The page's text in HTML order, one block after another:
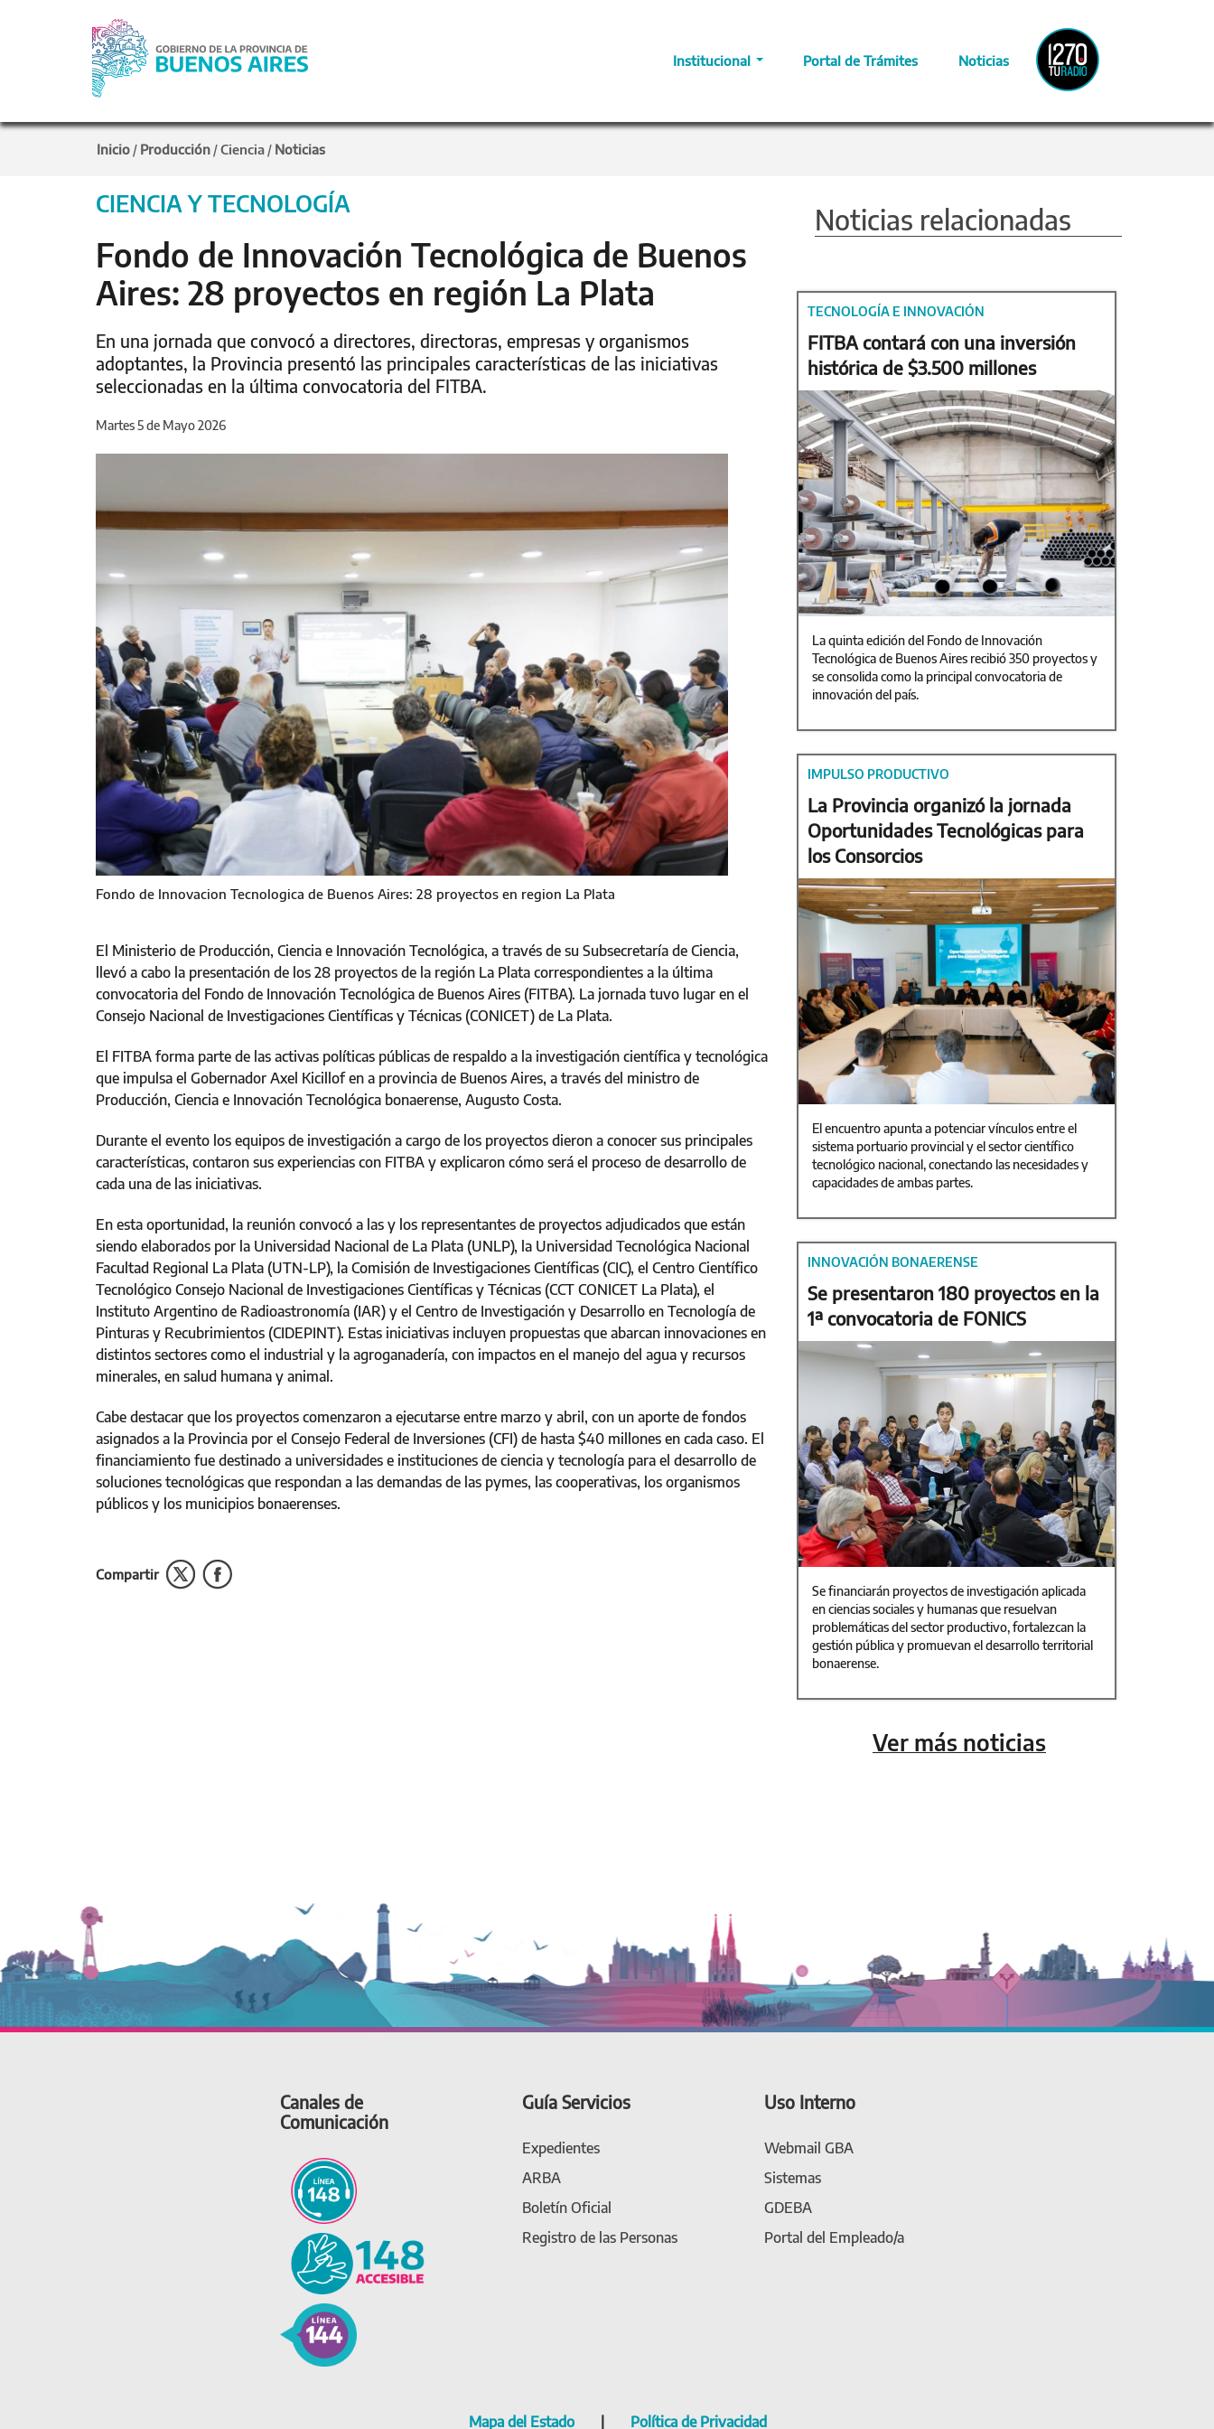
Institucional Portal de Trámites Noticias
Radio
Provincia
Inicio / Producción /Ciencia / Noticias
CIENCIA Y TECNOLOGÍA
Fondo de Innovación Tecnológica de Buenos
Aires: 28 proyectos en región La Plata
En una jornada que convocó a directores, directoras, empresas y organismos
adoptantes, la Provincia presentó las principales características de las iniciativas
seleccionadas en la última convocatoria del FITBA.
Martes 5 de Mayo 2026
Fondo de Innovacion Tecnologica de Buenos Aires: 28 proyectos en region La Plata
El Ministerio de Producción, Ciencia e Innovación Tecnológica, a través de su Subsecretaría de Ciencia,
llevó a cabo la presentación de los 28 proyectos de la región La Plata correspondientes a la última
convocatoria del Fondo de Innovación Tecnológica de Buenos Aires (FITBA). La jornada tuvo lugar en el
Consejo Nacional de Investigaciones Científicas y Técnicas (CONICET) de La Plata.
El FITBA forma parte de las activas políticas públicas de respaldo a la investigación científica y tecnológica
que impulsa el Gobernador Axel Kicillof en a provincia de Buenos Aires, a través del ministro de
Producción, Ciencia e Innovación Tecnológica bonaerense, Augusto Costa.
Durante el evento los equipos de investigación a cargo de los proyectos dieron a conocer sus principales
características, contaron sus experiencias con FITBA y explicaron cómo será el proceso de desarrollo de
cada una de las iniciativas.
En esta oportunidad, la reunión convocó a las y los representantes de proyectos adjudicados que están
siendo elaborados por la Universidad Nacional de La Plata (UNLP), la Universidad Tecnológica Nacional
Facultad Regional La Plata (UTN-LP), la Comisión de Investigaciones Científicas (CIC), el Centro Científico
Tecnológico Consejo Nacional de Investigaciones Científicas y Técnicas (CCT CONICET La Plata), el
Instituto Argentino de Radioastronomía (IAR) y el Centro de Investigación y Desarrollo en Tecnología de
Pinturas y Recubrimientos (CIDEPINT). Estas iniciativas incluyen propuestas que abarcan innovaciones en
distintos sectores como el industrial y la agroganadería, con impactos en el manejo del agua y recursos
minerales, en salud humana y animal.
Cabe destacar que los proyectos comenzaron a ejecutarse entre marzo y abril, con un aporte de fondos
asignados a la Provincia por el Consejo Federal de Inversiones (CFI) de hasta $40 millones en cada caso. El
financiamiento fue destinado a universidades e instituciones de ciencia y tecnología para el desarrollo de
soluciones tecnológicas que respondan a las demandas de las pymes, las cooperativas, los organismos
públicos y los municipios bonaerenses.
Compartir
Noticias relacionadas
TECNOLOGÍA E INNOVACIÓN
FITBA contará con una inversión
histórica de $3.500 millones
La quinta edición del Fondo de Innovación
Tecnológica de Buenos Aires recibió 350 proyectos y
se consolida como la principal convocatoria de
innovación del país.
IMPULSO PRODUCTIVO
La Provincia organizó la jornada
Oportunidades Tecnológicas para
los Consorcios
El encuentro apunta a potenciar vínculos entre el
sistema portuario provincial y el sector científico
tecnológico nacional, conectando las necesidades y
capacidades de ambas partes.
INNOVACIÓN BONAERENSE
Se presentaron 180 proyectos en la
1ª convocatoria de FONICS
Se financiarán proyectos de investigación aplicada
en ciencias sociales y humanas que resuelvan
problemáticas del sector productivo, fortalezcan la
gestión pública y promuevan el desarrollo territorial
bonaerense.
Ver más noticias
Canales de
Comunicación
Guía Servicios
Expedientes
ARBA
Boletín Oficial
Registro de las Personas
Uso Interno
Webmail GBA
Sistemas
GDEBA
Portal del Empleado/a
Mapa del Estado Política de Privacidad